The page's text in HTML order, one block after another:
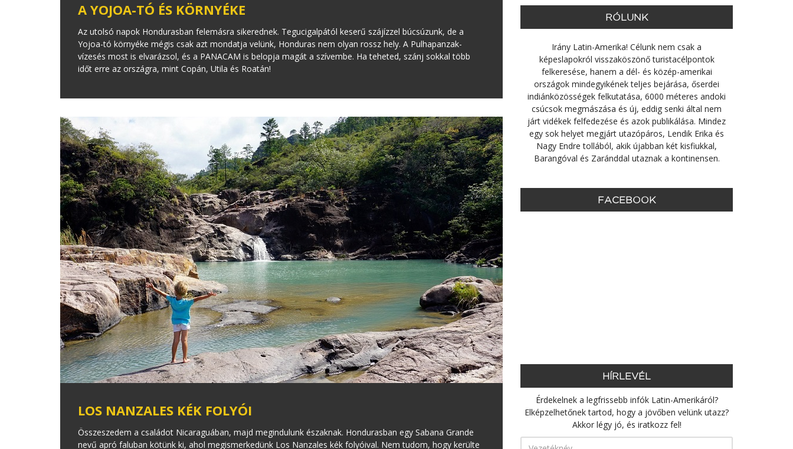
A YOJOA-TÓ ÉS KÖRNYÉKE
Az utolsó napok Hondurasban felemásra sikerednek. Tegucigalpától keserű szájízzel búcsúzunk, de a
Yojoa-tó környéke mégis csak azt mondatja velünk, Honduras nem olyan rossz hely. A Pulhapanzak-
vízesés most is elvarázsol, és a PANACAM is belopja magát a szívembe. Ha teheted, szánj sokkal több
időt erre az országra, mint Copán, Utila és Roatán!
LOS NANZALES KÉK FOLYÓI
Összeszedem a családot Nicaraguában, majd megindulunk északnak. Hondurasban egy Sabana Grande
nevű apró faluban kötünk ki, ahol megismerkedünk Los Nanzales kék folyóival. Nem tudom, hogy kerülte
RÓLUNK
Irány Latin-Amerika! Célunk nem csak a
képeslapokról visszaköszönő turistacélpontok
felkeresése, hanem a dél- és közép-amerikai
országok mindegyikének teljes bejárása, őserdei
indiánközösségek felkutatása, 6000 méteres andoki
csúcsok megmászása és új, eddig senki által nem
járt vidékek felfedezése és azok publikálása. Mindez
egy sok helyet megjárt utazópáros, Lendik Erika és
Nagy Endre tollából, akik újabban két kisfiukkal,
Barangóval és Zaránddal utaznak a kontinensen.
FACEBOOK
HÍRLEVÉL
Érdekelnek a legfrissebb infók Latin-Amerikáról?
Elképzelhetőnek tartod, hogy a jövőben velünk utazz?
Akkor légy jó, és iratkozz fel!